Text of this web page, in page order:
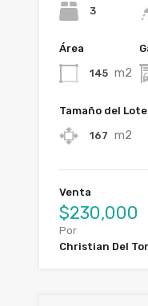
3
Área
145 m2
Tamaño del Lote
167 m2
Venta
$230,000
Por
Christian Del